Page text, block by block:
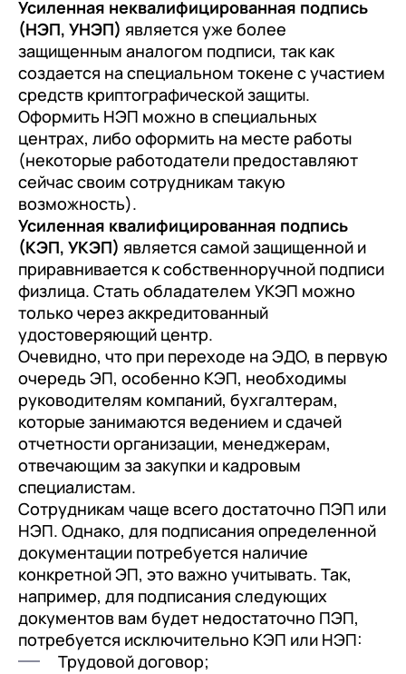
Усиленная неквалифицированная подпись
(НЭП, УНЭП) является уже более
защищенным аналогом подписи, так как
создается на специальном токене с участием
средств криптографической защиты.
Оформить НЭП можно в специальных
центрах, либо оформить на месте работы
(некоторые работодатели предоставляют
сейчас своим сотрудникам такую
возможность).
Усиленная квалифицированная подпись
(КЭП, УКЭП) является самой защищенной и
приравнивается к собственноручной подписи
физлица. Стать обладателем УКЭП можно
только через аккредитованный
удостоверяющий центр.
Очевидно, что при переходе на ЭДО, в первую
очередь ЭП, особенно КЭП, необходимы
руководителям компаний, бухгалтерам,
которые занимаются ведением и сдачей
отчетности организации, менеджерам,
отвечающим за закупки и кадровым
специалистам.
Сотрудникам чаще всего достаточно ПЭП или
НЭП. Однако, для подписания определенной
документации потребуется наличие
конкретной ЭП, это важно учитывать. Так,
например, для подписания следующих
документов вам будет недостаточно ПЭП,
потребуется исключительно КЭП или НЭП:
Трудовой договор;
+7 Номер телефона
Отправить
Я даю согласие на обработкуПерсональных
данныхв соответствии сПолитикой
Конфиденциальности
+7 Номер телефона
Отправить
Я даю согласие на обработкуПерсональных
данныхв соответствии с Политикой
Конфиденциальности
+7 Номер телефона
Отправить
Я даю согласие на обработкуПерсональных
данныхв соответствии сПолитикой
Конфиденциальности
Перейти в корзину
Продолжить покупки